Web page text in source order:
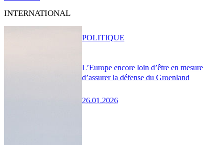
INTERNATIONAL
L’Europe encore loin d’être en mesure
d’assurer la défense du Groenland
26.01.2026
POLITIQUE